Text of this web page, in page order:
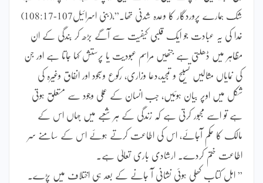
شک ہمارے پروردگار کا وعدہ شدنی تھا۔”،(بنی اسرائیل107-108:17)
خدا کی یہ عبادت جو ایک قلبی کیفیت سے آگے بڑھ کر بندگی کے ان
مظاہر میں ڈھلتی ہے جنھیں مراسم عبودیت یا پرستش کہا جاتا ہے اور جن
کی نمایاں مثالیں تسبیح و تمجید،دعا وزاری، رکوع وسجود اور انفاق وغیرہ کی
شکل میں اوپر بیان ہوئیں، جب انسان کے عملی وجود سے متعلق ہوتی
ہے تو اسے مجبور کرتی ہے کہ زندگی کے ہر شعبے میں جہاں اس کے
مالک کا حکم آجائے، اس کی اطاعت کرتے ہوئے اس کے سامنے سر
اطاعت ختم کردے۔ ارشادی باری تعالیٰ ہے۔
” اہل کتاب کھلی ہوئی نشانی آ جانے کے بعد ہی اختلاف میں پڑے۔